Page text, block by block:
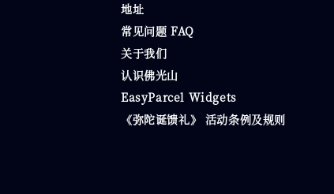
地址
常见问题 FAQ
关于我们
认识佛光山
EasyParcel Widgets
《弥陀诞馈礼》 活动条例及规则